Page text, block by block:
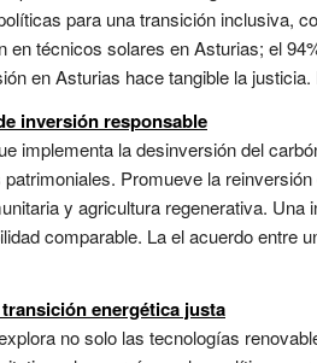
para una transición inclusiva,
en técnicos solares en Asturias; el
en Asturias hace tangible la
inversión responsable
implementa la desinversión del
Promueve la
y agricultura regenerativa.
comparable. La el acuerdo entre
energética justa
no solo las tecnologías